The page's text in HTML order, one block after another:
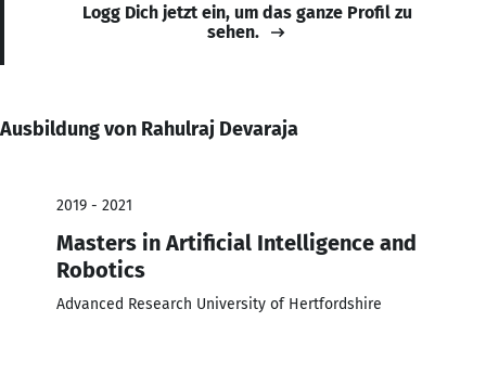
Logg Dich jetzt ein, um das ganze Profil zu
sehen.
Ausbildung von Rahulraj Devaraja
2019 - 2021
Masters in Artificial Intelligence and
Robotics
Advanced Research University of Hertfordshire